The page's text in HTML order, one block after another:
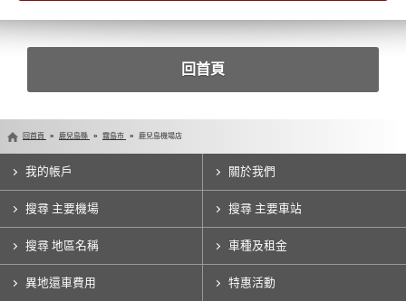
回首頁
回首頁 鹿兒島縣 霧島市 鹿兒島機場店
我的帳戶 關於我們
搜尋 主要機場 搜尋 主要車站
搜尋 地區名稱 車種及租金
異地還車費用 特惠活動